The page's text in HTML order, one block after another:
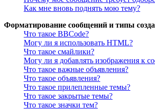
Как мне вновь поднять мою тему?
Форматирование сообщений и типы
Что такое BBCode?
Могу ли я использовать HTML?
Что такое смайлики?
Могу ли я добавлять изображения к
Что такое важные объявления?
Что такое объявления?
Что такое прилепленные темы?
Что такое закрытые темы?
Что такое значки тем?